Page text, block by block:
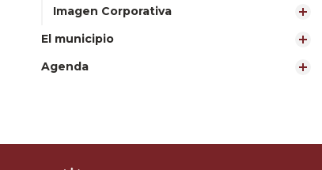
Imagen Corporativa
El municipio
Agenda